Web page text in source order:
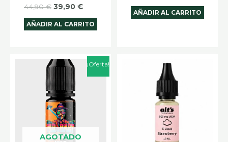
44,90€ 39,90 €
AÑADIR AL CARRITO
AÑADIR AL CARRITO
¡Oferta!
AGOTADO
El
precio
44,90 €.
El
precio
actual